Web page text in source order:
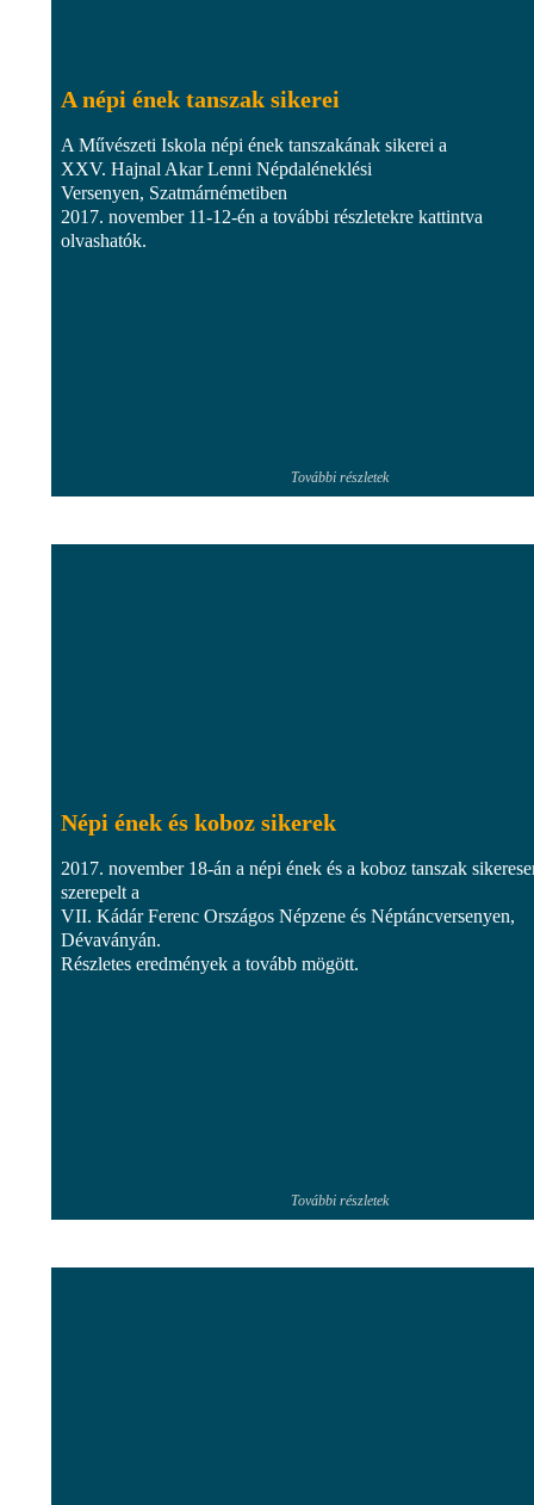
A népi ének tanszak sikerei
A Művészeti Iskola népi ének tanszakának sikerei a
XXV. Hajnal Akar Lenni Népdaléneklési
Versenyen, Szatmárnémetiben
2017. november 11-12-én a további részletekre kattintva
olvashatók.
További részletek
Népi ének és koboz sikerek
2017. november 18-án a népi ének és a koboz tanszak
szerepelt a
VII. Kádár Ferenc Országos Népzene és Néptáncversenyen,
Dévaványán.
Részletes eredmények a tovább mögött.
További részletek